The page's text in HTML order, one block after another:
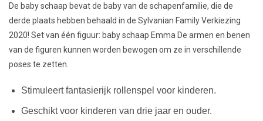
De baby schaap bevat de baby van de schapenfamilie, die de
derde plaats hebben behaald in de Sylvanian Family Verkiezing
2020! Set van één figuur: baby schaap Emma De armen en benen
van de figuren kunnen worden bewogen om ze in verschillende
poses te zetten.
Stimuleert fantasierijk rollenspel voor kinderen.
Geschikt voor kinderen van drie jaar en ouder.